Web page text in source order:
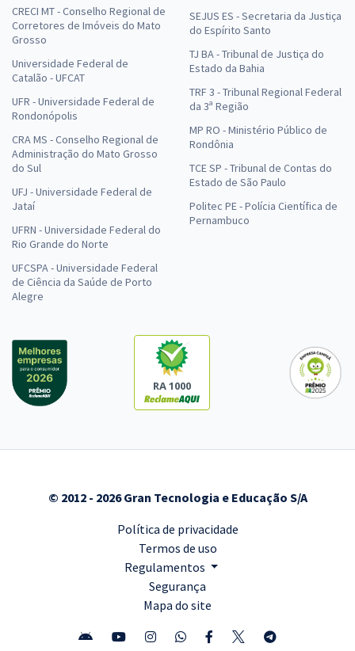
CRECI MT - Conselho Regional de
Corretores de Imóveis do Mato
Grosso
Universidade Federal de
Catalão - UFCAT
UFR - Universidade Federal de
Rondonópolis
CRA MS - Conselho Regional de
Administração do Mato Grosso
do Sul
UFJ - Universidade Federal de
Jataí
UFRN - Universidade Federal do
Rio Grande do Norte
UFCSPA - Universidade Federal
de Ciência da Saúde de Porto
Alegre
SEJUS ES - Secretaria da Justiça
do Espírito Santo
TJ BA - Tribunal de Justiça do
Estado da Bahia
TRF 3 - Tribunal Regional Federal
da 3ª Região
MP RO - Ministério Público de
Rondônia
TCE SP - Tribunal de Contas do
Estado de São Paulo
Politec PE - Polícia Científica de
Pernambuco
RA 1000
© 2012 - 2026 Gran Tecnologia e Educação S/A
Política de privacidade
Termos de uso
Regulamentos
Segurança
Mapa do site